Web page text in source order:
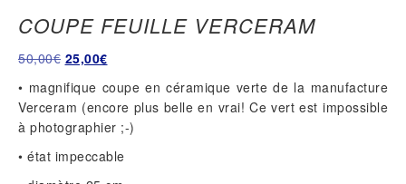
COUPE FEUILLE VERCERAM
50,00€ Le
initial
était :
50,00€.
25,00€Le
actuel
est :
25,00€.
• magnifique coupe en céramique verte de la manufacture
Verceram (encore plus belle en vrai! Ce vert est impossible
à photographier ;-)
• état impeccable